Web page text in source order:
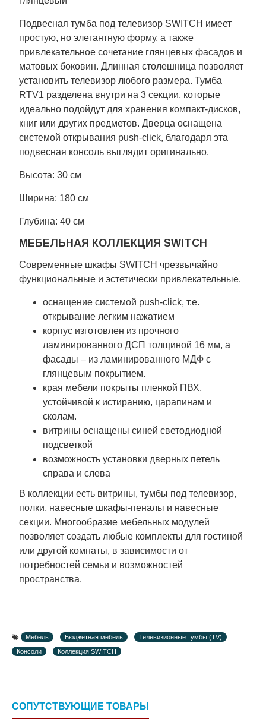
Подвесная тумба под телевизор SWITCH имеет
простую, но элегантную форму, а также
привлекательное сочетание глянцевых фасадов и
матовых боковин. Длинная столешница позволяет
установить телевизор любого размера. Тумба
RTV1 разделена внутри на 3 секции, которые
идеально подойдут для хранения компакт-дисков,
книг или других предметов. Дверца оснащена
системой открывания push-click, благодаря эта
подвесная консоль выглядит оригинально.
Высота: 30 см
Ширина: 180 см
Глубина: 40 см
МЕБЕЛЬНАЯ КОЛЛЕКЦИЯ SWITCH
Современные шкафы SWITCH чрезвычайно
функциональные и эстетически привлекательные.
оснащение системой push-click, т.е.
открывание легким нажатием
корпус изготовлен из прочного
ламинированного ДСП толщиной 16 мм, а
фасады – из ламинированного МДФ с
глянцевым покрытием.
края мебели покрыты пленкой ПВХ,
устойчивой к истиранию, царапинам и
сколам.
витрины оснащены синей светодиодной
подсветкой
возможность установки дверных петель
справа и слева
В коллекции есть витрины, тумбы под телевизор,
полки, навесные шкафы-пеналы и навесные
секции. Многообразие мебельных модулей
позволяет создать любые комплекты для гостиной
или другой комнаты, в зависимости от
потребностей семьи и возможностей
пространства.
Мебель Бюджетная мебель
Телевизионные тумбы (TV)
Консоли
Коллекция SWITCH
СОПУТСТВУЮЩИЕ ТОВАРЫ